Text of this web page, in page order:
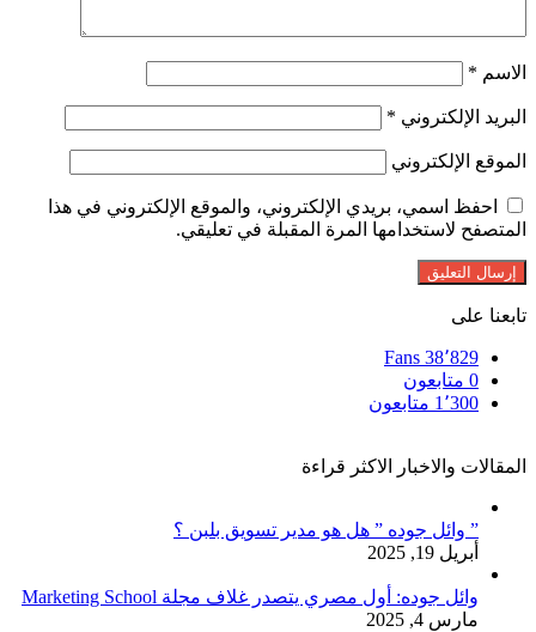
الاسم *
البريد الإلكتروني *
الموقع الإلكتروني
احفظ اسمي، بريدي الإلكتروني، والموقع الإلكتروني في هذا
المتصفح لاستخدامها المرة المقبلة في تعليقي.
تابعنا على
38٬829 Fans
0 متابعون
1٬300 متابعون
المقالات والاخبار الاكثر قراءة
” وائل جوده ” هل هو مدير تسويق بلبن ؟
أبريل 19, 2025
وائل جوده: أول مصري يتصدر غلاف مجلة Marketing School
مارس 4, 2025